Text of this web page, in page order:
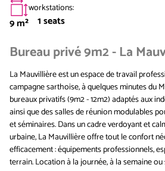
9m²
workstations:
1seats
Bureau privé 9m2 - La
La Mauvillière est un espace de travail
campagne sarthoise, à quelques minutes du
bureaux privatifs (9m2 - 12m2) adaptés aux
ainsi que des salles de réunion modulables
et séminaires. Dans un cadre verdoyant et
urbaine, La Mauvillière offre tout le confort
efficacement : équipements professionnels,
terrain. Location à la journée, à la semaine